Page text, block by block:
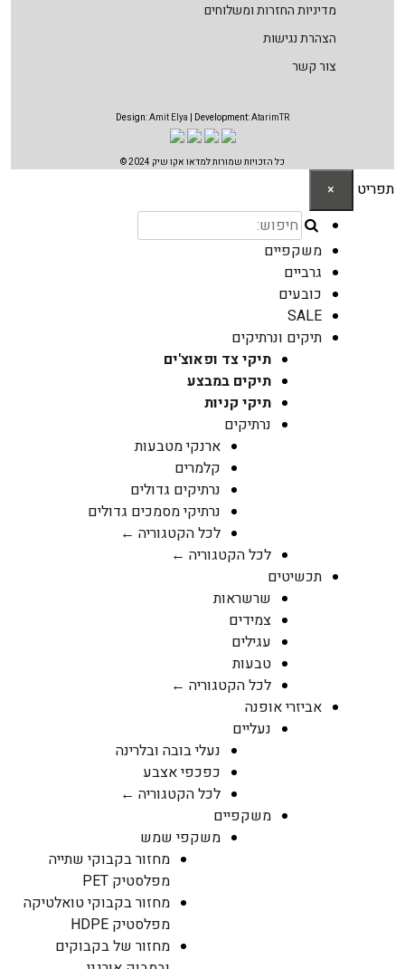
מדיניות החזרות ומשלוחים
הצהרת נגישות
צור קשר
Design:Amit Elya | Development:AtarimTR
כל הזכויות שמורות למדאו אקו שיק 2024 ©
תפריט ×
משקפיים
גרביים
כובעים
SALE
תיקים ונרתיקים
תיקי צד ופאוצ'ים
תיקים במבצע
תיקי קניות
נרתיקים
ארנקי מטבעות
קלמרים
נרתיקים גדולים
נרתיקי מסמכים גדולים
לכל הקטגוריה ←
לכל הקטגוריה ←
תכשיטים
שרשראות
צמידים
עגילים
טבעות
לכל הקטגוריה ←
אביזרי אופנה
נעליים
נעלי בובה ובלרינה
כפכפי אצבע
לכל הקטגוריה ←
משקפיים
משקפי שמש
מחזור בקבוקי שתייה
מפלסטיק PET
מחזור בקבוקי טואלטיקה
מפלסטיק HDPE
מחזור של בקבוקים